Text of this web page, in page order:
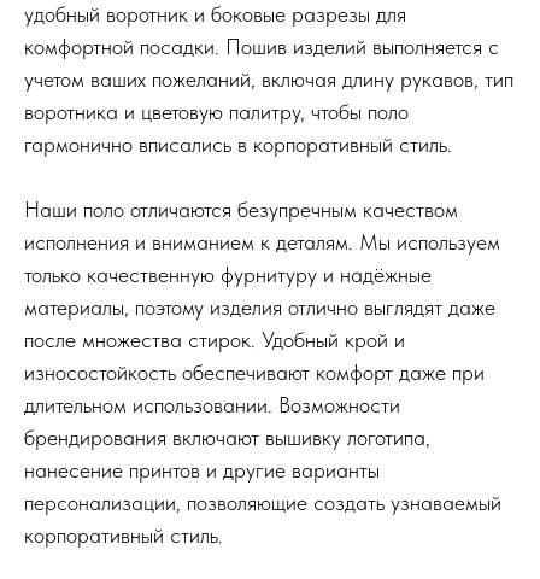
удобный воротник и боковые разрезы для
комфортной посадки. Пошив изделий выполняется с
учетом ваших пожеланий, включая длину рукавов, тип
воротника и цветовую палитру, чтобы поло
гармонично вписались в корпоративный стиль.
Наши поло отличаются безупречным качеством
исполнения и вниманием к деталям. Мы используем
только качественную фурнитуру и надёжные
материалы, поэтому изделия отлично выглядят даже
после множества стирок. Удобный крой и
износостойкость обеспечивают комфорт даже при
длительном использовании. Возможности
брендирования включают вышивку логотипа,
нанесение принтов и другие варианты
персонализации, позволяющие создать узнаваемый
корпоративный стиль.